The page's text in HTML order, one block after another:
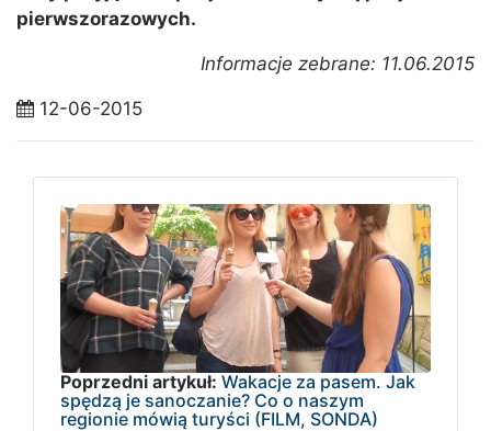
pierwszorazowych.
Informacje zebrane: 11.06.2015
12-06-2015
Poprzedni artykuł: Wakacje za pasem. Jak
spędzą je sanoczanie? Co o naszym
regionie mówią turyści (FILM, SONDA)